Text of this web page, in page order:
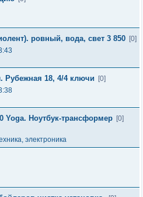
ровный, вода, свет 3 850 [0]
Рубежная 18, 4/4 ключи
[0]
Yoga. Ноутбук-трансформер [0]
электроника